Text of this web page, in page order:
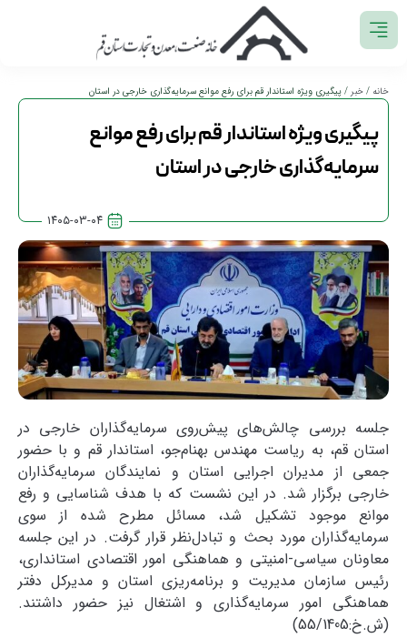
خانه / خبر / پیگیری ویژه استاندار قم برای رفع موانع سرمایه‌گذاری خارجی در استان
پیگیری ویژه استاندار قم برای رفع موانع
سرمایه‌گذاری خارجی در استان
۱۴۰۵-۰۳-۰۴
جلسه بررسی چالش‌های پیش‌روی سرمایه‌گذاران خارجی در
استان قم، به ریاست مهندس بهنام‌جو، استاندار قم و با حضور
جمعی از مدیران اجرایی استان و نمایندگان سرمایه‌گذاران
خارجی برگزار شد. در این نشست که با هدف شناسایی و رفع
موانع موجود تشکیل شد، مسائل مطرح شده از سوی
سرمایه‌گذاران مورد بحث و تبادل‌نظر قرار گرفت. در این جلسه
معاونان سیاسی-امنیتی و هماهنگی امور اقتصادی استانداری،
رئیس سازمان مدیریت و برنامه‌ریزی استان و مدیرکل دفتر
هماهنگی امور سرمایه‌گذاری و اشتغال نیز حضور داشتند.
(ش.خ:55/1405)